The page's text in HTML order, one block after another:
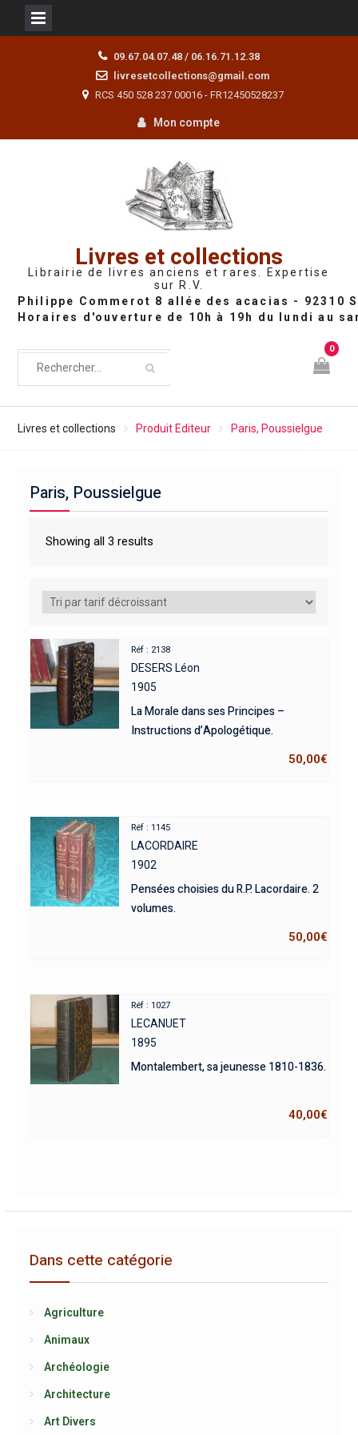
09.67.04.07.48 / 06.16.71.12.38
livresetcollections@gmail.com
RCS 450 528 237 00016 - FR12450528237
Mon compte
Livres et collections
Librairie de livres anciens et rares. Expertise
sur R.V.
0
Livres et collections Produit Editeur Paris, Poussielgue
Paris, Poussielgue
Showing all 3 results
Réf : 2138
DESERS Léon
1905
La Morale dans ses Principes –
Instructions d’Apologétique.
50,00€
Réf : 1145
LACORDAIRE
1902
Pensées choisies du R.P. Lacordaire. 2
volumes.
50,00€
Réf : 1027
LECANUET
1895
Montalembert, sa jeunesse 1810-1836.
40,00€
Dans cette catégorie
Agriculture
Animaux
Archéologie
Architecture
Art Divers